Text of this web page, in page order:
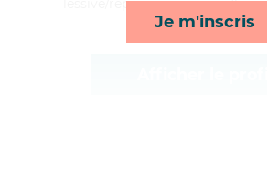
Je m'inscris
lessive/repassage, courses/